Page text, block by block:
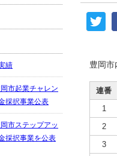
豊岡市
連番
1
2
3
績
市起業チャレン
採択事業公表
市ステップアッ
採択事業を公表